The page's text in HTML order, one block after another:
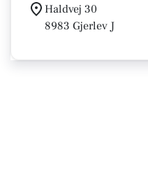
Haldvej 30
8983 Gjerlev J